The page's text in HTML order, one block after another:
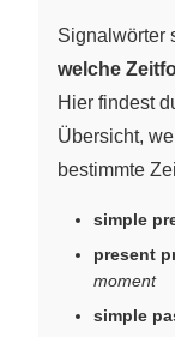
Signalwörter
welche
Hier findest
Übersicht,
bestimmte
simple
present
moment
simple